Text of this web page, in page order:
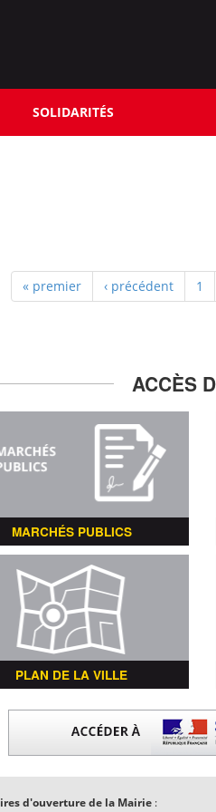
SOLIDARITÉS
« premier ‹ précédent 1
ACCÈS
MARCHÉS PUBLICS
PLAN DE LA VILLE
d'ouverture de la Mairie: